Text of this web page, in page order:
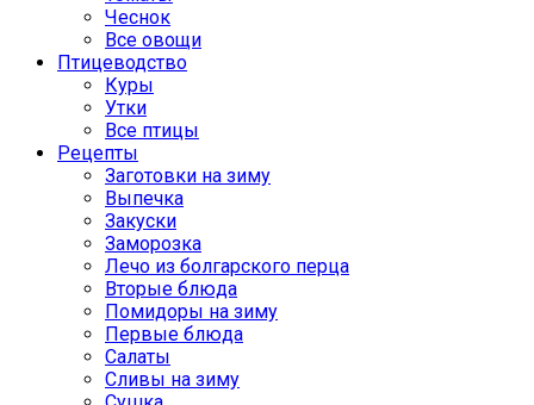
Чеснок
Все овощи
Птицеводство
Куры
Утки
Все птицы
Рецепты
Заготовки на зиму
Выпечка
Закуски
Заморозка
Лечо из болгарского перца
Вторые блюда
Помидоры на зиму
Первые блюда
Салаты
Сливы на зиму